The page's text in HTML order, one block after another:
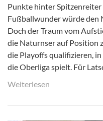
Punkte hinter Spitzenreiter
Fußballwunder würde den
Doch der Traum vom
die Naturnser auf Position
die Playoffs qualifizieren,
die Oberliga spielt. Für
Weiterlesen